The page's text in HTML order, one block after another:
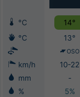
°C 14°
°C
13°
OSO
km/h 10-22
mm
-
%
5%